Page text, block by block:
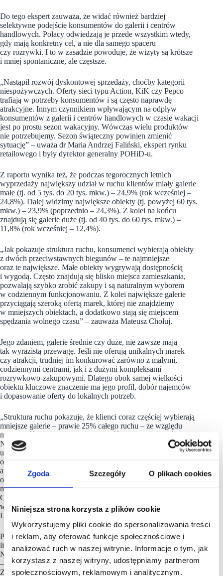
Zgoda Szczegóły O plikach cookies
Niniejsza strona korzysta z plików cookie
Wykorzystujemy pliki cookie do spersonalizowania treści
i reklam, aby oferować funkcje społecznościowe i
analizować ruch w naszej witrynie. Informacje o tym, jak
korzystasz z naszej witryny, udostępniamy partnerom
społecznościowym, reklamowym i analitycznym.
Do tego ekspert zauważa, że widać również bardziej
selektywne podejście konsumentów do galerii i centrów
handlowych. Polacy odwiedzają je przede wszystkim wtedy,
gdy mają konkretny cel, a nie dla samego spaceru
czy rozrywki. I to w zasadzie powoduje, że wizyty są krótsze
i mniej spontaniczne, ale częstsze.
„Nastąpił rozwój dyskontowej sprzedaży, choćby kategorii
niespożywczych. Oferty sieci typu Action, KiK czy Pepco
trafiają w potrzeby konsumentów i są często naprawdę
atrakcyjne. Innym czynnikiem wpływającym na odpływ
konsumentów z galerii i centrów handlowych w czasie wakacji
jest po prostu sezon wakacyjny. Wówczas wielu produktów
nie potrzebujemy. Sezon świąteczny powinien zmienić
sytuację” – uważa dr Maria Andrzej Faliński, ekspert rynku
retailowego i były dyrektor generalny POHiD-u.
Z raportu wynika też, że podczas tegorocznych letnich
wyprzedaży największy udział w ruchu klientów miały galerie
małe (tj. od 5 tys. do 20 tys. mkw.) – 24,9% (rok wcześniej –
24,8%). Dalej widzimy największe obiekty (tj. powyżej 60 tys.
mkw.) – 23,9% (poprzednio – 24,3%). Z kolei na końcu
znajdują się galerie duże (tj. od 40 tys. do 60 tys. mkw.) –
11,8% (rok wcześniej – 12,4%).
„Jak pokazuje struktura ruchu, konsumenci wybierają obiekty
z dwóch przeciwstawnych biegunów – te najmniejsze
oraz te największe. Małe obiekty wygrywają dostępnością
i wygodą. Często znajdują się blisko miejsca zamieszkania,
pozwalają szybko zrobić zakupy i są naturalnym wyborem
w codziennym funkcjonowaniu. Z kolei największe galerie
przyciągają szeroką ofertą marek, której nie znajdziemy
w mniejszych obiektach, a dodatkowo stają się miejscem
spędzania wolnego czasu” – zauważa Mateusz Chołuj.
Jego zdaniem, galerie średnie czy duże, nie zawsze mają
tak wyrazistą przewagę. Jeśli nie oferują unikalnych marek
czy atrakcji, trudniej im konkurować zarówno z małymi,
codziennymi centrami, jak i z dużymi kompleksami
rozrywkowo-zakupowymi. Dlatego obok samej wielkości
obiektu kluczowe znaczenie ma jego profil, dobór najemców
i dopasowanie oferty do lokalnych potrzeb.
„Struktura ruchu pokazuje, że klienci coraz częściej wybierają
mniejsze galerie – prawie 25% całego ruchu – ze względu
na bliskość, łatwy dojazd i możliwość szybkich zakupów.
Największe centra wciąż przyciągają dużą część ruchu, ale ich
udział minimalnie spada, co sugeruje, że wizyty są bardziej
okazjonalne i zaplanowane. Galerie średnie tracą, bo nie oferują
ani pełnego doświadczenia zakupowego jak największe
obiekty, ani wygody małych centrów. Kluczowe znaczenie
ma więc połączenie lokalizacji i odpowiedniego miksu marek.
Oferta wyprzedaży jest ważna, ale to wygoda i szybkość
wizyty decydują, dokąd pojedzie klient” – dodaje Marcin
Lenkiewicz.
Ponadto zraportu wynika, że podczas letnich wyprzedaży
liczba klientów spadła rdr. we wszystkich województwach.
Najbardziej to widać w kujawsko-pomorskim i świętokrzyskim
– odpowiednio 6,4% i 6,3%, a najmniej – w łódzkim – 2,4%.
Z kolei liczba wizyt rdr. zmalała w dziesięciu województwach,